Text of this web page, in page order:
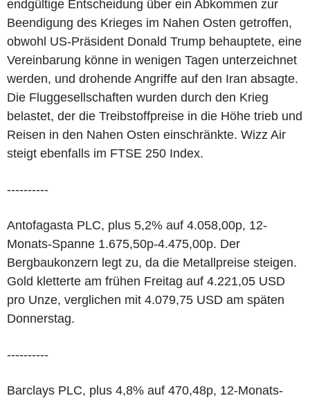
endgültige Entscheidung über ein Abkommen zur
Beendigung des Krieges im Nahen Osten getroffen,
obwohl US-Präsident Donald Trump behauptete, eine
Vereinbarung könne in wenigen Tagen unterzeichnet
werden, und drohende Angriffe auf den Iran absagte.
Die Fluggesellschaften wurden durch den Krieg
belastet, der die Treibstoffpreise in die Höhe trieb und
Reisen in den Nahen Osten einschränkte. Wizz Air
steigt ebenfalls im FTSE 250 Index.
----------
Antofagasta PLC, plus 5,2% auf 4.058,00p, 12-
Monats-Spanne 1.675,50p-4.475,00p. Der
Bergbaukonzern legt zu, da die Metallpreise steigen.
Gold kletterte am frühen Freitag auf 4.221,05 USD
pro Unze, verglichen mit 4.079,75 USD am späten
Donnerstag.
----------
Barclays PLC, plus 4,8% auf 470,48p, 12-Monats-